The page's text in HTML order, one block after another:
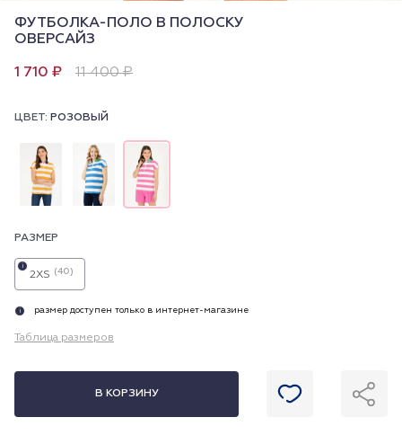
ФУТБОЛКА-ПОЛО В ПОЛОСКУ
ОВЕРСАЙЗ
1 710 ₽ 11 400 ₽
ЦВЕТ: РОЗОВЫЙ
РАЗМЕР
2XS (40)
i
i размер доступен только в интернет-магазине
Таблица размеров
В КОРЗИНУ